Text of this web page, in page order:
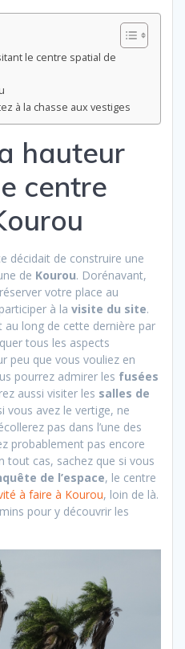
le centre spatial de
à la chasse aux vestiges
hauteur
centre
décidait de construire une
de Kourou. Dorénavant,
votre place au
à la visite du site.
long de cette dernière par
tous les aspects
peu que vous vouliez en
pourrez admirer les fusées
aussi visiter les salles de
vous avez le vertige, ne
pas dans l’une des
probablement pas encore
tout cas, sachez que si vous
de l’espace, le centre
à faire à Kourou, loin de là.
pour y découvrir les